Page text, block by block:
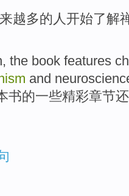
越多的 人 开始了解
, the book features
and
书的一些精彩章节